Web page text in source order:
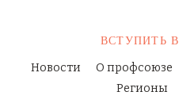
ВСТУПИТЬ
Новости О профсоюзе
Регионы